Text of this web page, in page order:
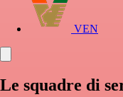
VEN
Le squadre di